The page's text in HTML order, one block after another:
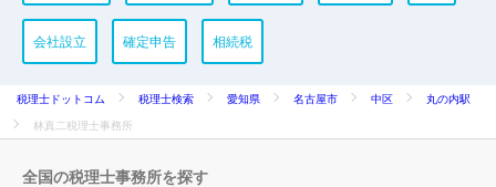
会社設立 確定申告 相続税
税理士ドットコム 税理士検索 愛知県 名古屋市 中区
丸の内駅
林真二税理士事務所
全国の税理士事務所を探す